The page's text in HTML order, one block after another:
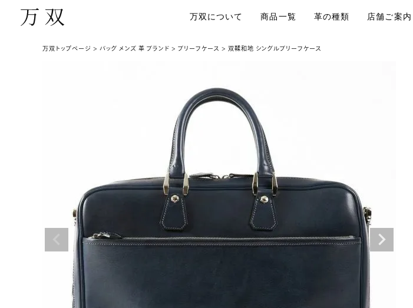
万双について 商品一覧 革の種類 店舗ご案内
万双トップページ バッグ メンズ 革 ブランド ブリーフケース 双鞣和地 シングルブリーフケース